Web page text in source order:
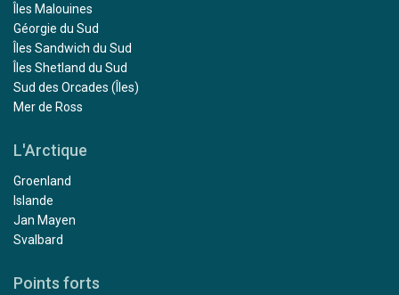
Îles Malouines
Géorgie du Sud
Îles Sandwich du Sud
Îles Shetland du Sud
Sud des Orcades (Îles)
Mer de Ross
L'Arctique
Groenland
Islande
Jan Mayen
Svalbard
Points forts